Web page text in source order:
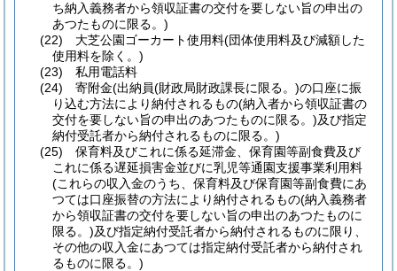
ち納入義務者から領収証書の交付を要しない旨の申出の
あつたものに限る。)
(22)
大芝公園ゴーカート使用料(団体使用料及び減額した
使用料を除く。)
(23)
私用電話料
(24)
寄附金(出納員(財政局財政課長に限る。)の口座に振
り込む方法により納付されるもの(納入者から領収証書の
交付を要しない旨の申出のあつたものに限る。)及び指定
納付受託者から納付されるものに限る。)
(25)
保育料及びこれに係る延滞金、保育園等副食費及び
これに係る遅延損害金並びに乳児等通園支援事業利用料
(これらの収入金のうち、保育料及び保育園等副食費にあ
つては口座振替の方法により納付されるもの(納入義務者
から領収証書の交付を要しない旨の申出のあつたものに
限る。)及び指定納付受託者から納付されるものに限り、
その他の収入金にあつては指定納付受託者から納付され
るものに限る。)